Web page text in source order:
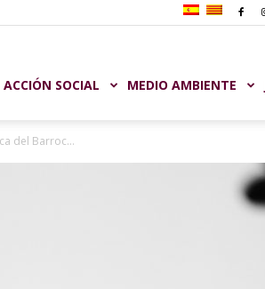
ACCIÓN SOCIAL MEDIO AMBIENTE
del Barroc...